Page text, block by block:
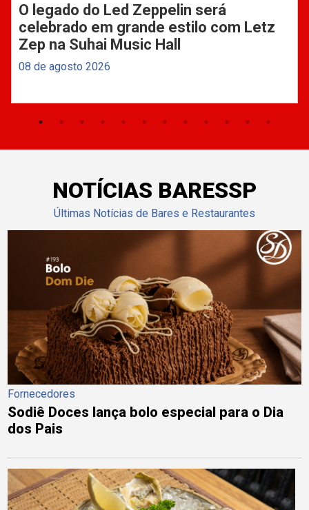
O legado do Led Zeppelin será
celebrado em grande estilo com Letz
Zep na Suhai Music Hall
08 de agosto 2026
NOTÍCIAS BARESSP
Últimas Notícias de Bares e Restaurantes
Fornecedores
Sodiê Doces lança bolo especial para o Dia
dos Pais